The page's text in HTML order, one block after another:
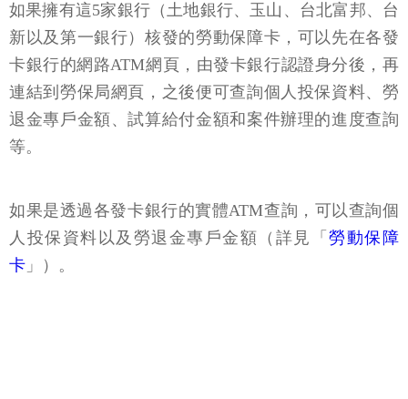
如果擁有這5家銀行（土地銀行、玉山、台北富邦、台
新以及第一銀行）核發的勞動保障卡，可以先在各發
卡銀行的網路ATM網頁，由發卡銀行認證身分後，再
連結到勞保局網頁，之後便可查詢個人投保資料、勞
退金專戶金額、試算給付金額和案件辦理的進度查詢
等。
如果是透過各發卡銀行的實體ATM查詢，可以查詢個
人投保資料以及勞退金專戶金額（詳見「勞動保障
卡 」）。